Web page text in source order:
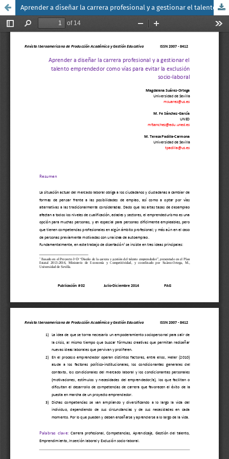
Aprender a diseñar la carrera profesional y a gestionar el talento emprendedor como vías para evitar la exclusión socio-laboral